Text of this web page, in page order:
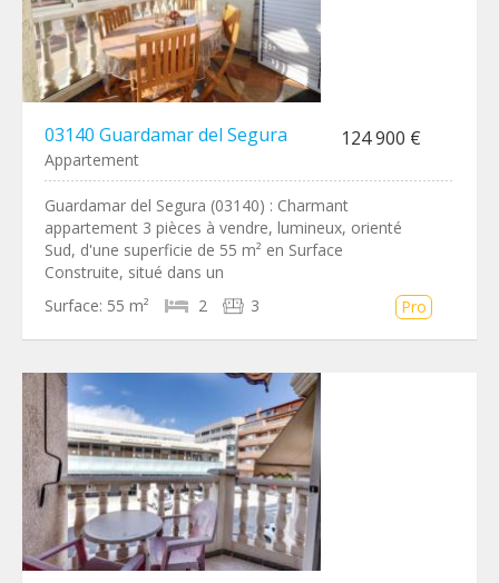
03140 Guardamar del Segura 124 900 €
Appartement
Guardamar del Segura (03140) : Charmant
appartement 3 pièces à vendre, lumineux, orienté
Sud, d'une superficie de 55 m² en Surface
Construite, situé dans un
Surface: 55 m² 2 3 Pro